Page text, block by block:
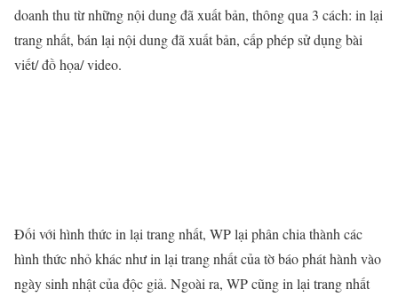
doanh thu từ những nội dung đã xuất bản, thông qua 3 cách: in lại
trang nhất, bán lại nội dung đã xuất bản, cấp phép sử dụng bài
viết/ đồ họa/ video.
Đối với hình thức in lại trang nhất, WP lại phân chia thành các
hình thức nhỏ khác như in lại trang nhất của tờ báo phát hành vào
ngày sinh nhật của độc giả. Ngoài ra, WP cũng in lại trang nhất